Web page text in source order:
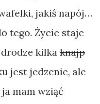
jakiś napój…
tego. Życie staje
kilka knajp
jest jedzenie, ale
mam wziąć